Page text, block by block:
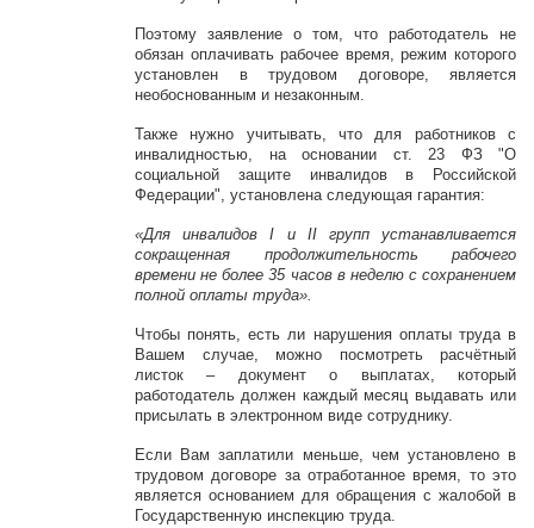
Поэтому заявление о том, что работодатель не
обязан оплачивать рабочее время, режим которого
установлен в трудовом договоре, является
необоснованным и незаконным.
Также нужно учитывать, что для работников с
инвалидностью, на основании ст. 23 ФЗ "О
социальной защите инвалидов в Российской
Федерации", установлена следующая гарантия:
«Для инвалидов I и II групп устанавливается
сокращенная продолжительность рабочего
времени не более 35 часов в неделю с сохранением
полной оплаты труда».
Чтобы понять, есть ли нарушения оплаты труда в
Вашем случае, можно посмотреть расчётный
листок – документ о выплатах, который
работодатель должен каждый месяц выдавать или
присылать в электронном виде сотруднику.
Если Вам заплатили меньше, чем установлено в
трудовом договоре за отработанное время, то это
является основанием для обращения с жалобой в
Государственную инспекцию труда.